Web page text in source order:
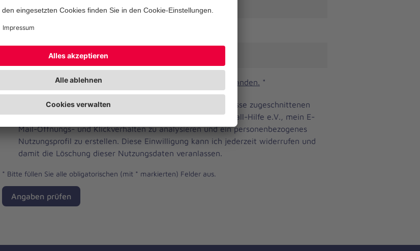
Ihre E-Mail-Adresse
Ich habe die Datenschutzbestimmungen gelesen und verstanden. *
Brevo
Newsletter
Checkbox
Ja, ich möchte einen individuellen und auf meine Bedürfnisse zugeschnittenen
Newsletter erhalten. Dafür erlaube ich der Johanniter-Unfall-Hilfe e.V., mein E-
Mail-Öffnungs- und Klickverhalten zu analysieren und ein personenbezogenes
Nutzungsprofil zu erstellen. Diese Einwilligung kann ich jederzeit widerrufen und
damit die Löschung dieser Nutzungsdaten veranlassen.
* Bitte füllen Sie alle obligatorischen (mit * markierten) Felder aus.
Angaben prüfen